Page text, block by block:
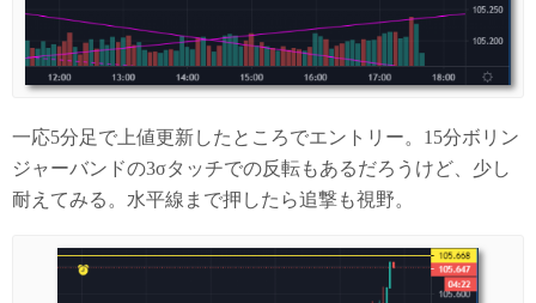
一応5分足で上値更新したところでエントリー。15分ボリン
ジャーバンドの3σタッチでの反転もあるだろうけど、少し
耐えてみる。水平線まで押したら追撃も視野。